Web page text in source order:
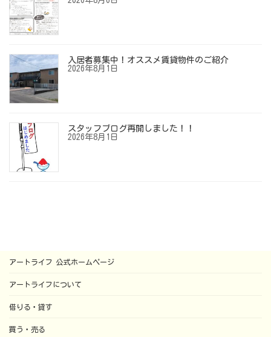
入居者募集中！オススメ賃貸物件のご紹介
2026年8月1日
スタッフブログ再開しました！！
2026年8月1日
アートライフ 公式ホームページ
アートライフについて
借りる・貸す
買う・売る